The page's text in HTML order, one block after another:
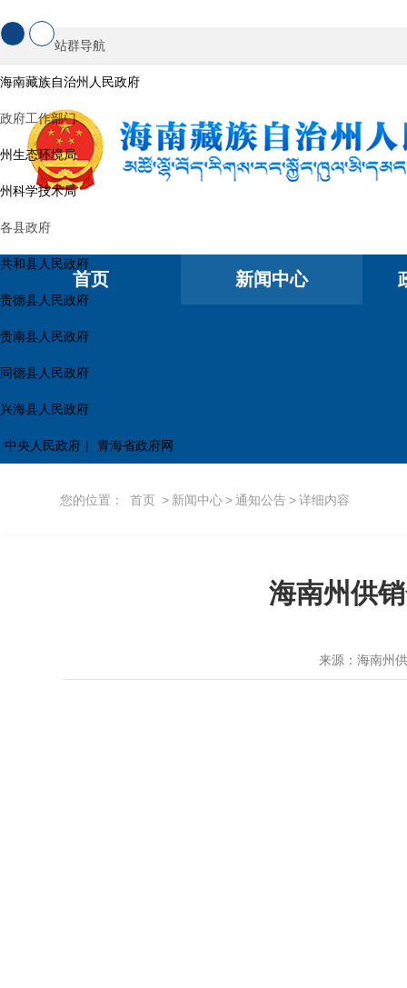
站群导航
海南藏族自治州人民政府
政府工作部门
州生态环境局
州科学技术局
各县政府
共和县人民政府
贵德县人民政府
贵南县人民政府
同德县人民政府
兴海县人民政府
中央人民政府 | 青海省政府网
首页 新闻中心
您的位置： 首页 > 新闻中心>通知公告>详细内容
海南州供
来源：海南州